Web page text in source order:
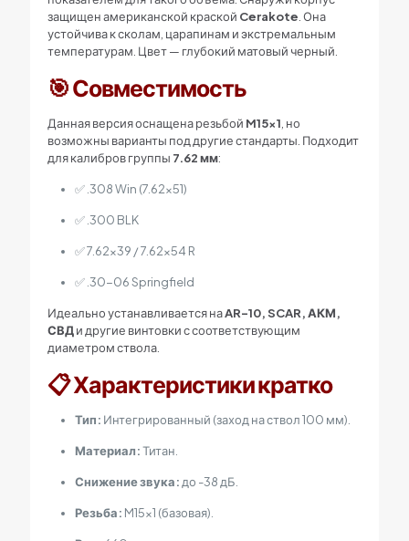
защищен американской краской Cerakote . Она
устойчива к сколам, царапинам и экстремальным
температурам. Цвет — глубокий матовый черный.
🎯 Совместимость
Данная версия оснащена резьбой M15x1 , но
возможны варианты под другие стандарты. Подходит
для калибров группы 7.62 мм:
✅ .308 Win (7.62×51)
✅ .300 BLK
✅ 7.62×39 / 7.62×54 R
✅ .30-06 Springfield
Идеально устанавливается наAR-10, SCAR, АКМ,
СВДи другие винтовки с соответствующим
диаметром ствола.
📋 Характеристики кратко
Тип: Интегрированный (заход на ствол 100 мм).
Материал:Титан.
Снижение звука: до -38 дБ.
Резьба: M15x1 (базовая).